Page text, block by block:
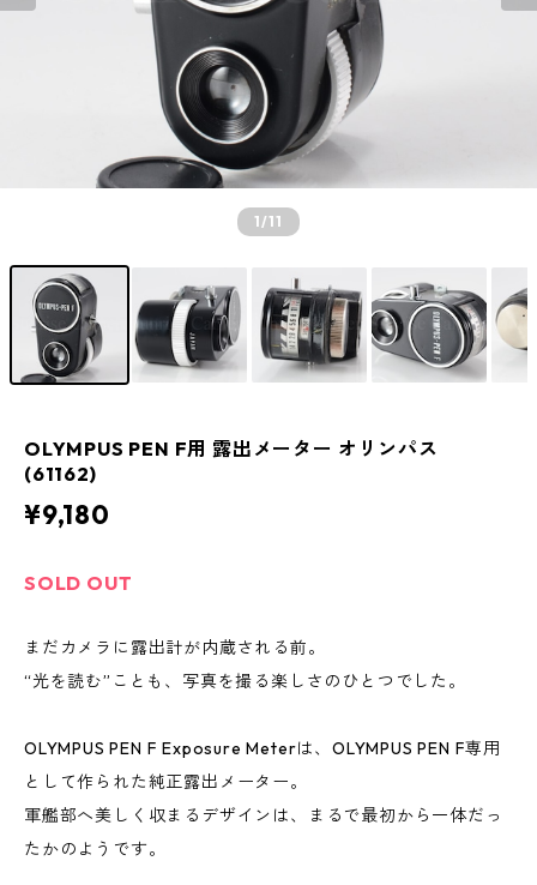
1/11
OLYMPUS PEN F用 露出メーター オリンパス
(61162)
¥9,180
SOLD OUT
まだカメラに露出計が内蔵される前。
“光を読む”ことも、写真を撮る楽しさのひとつでした。
OLYMPUS PEN F Exposure Meterは、OLYMPUS PEN F専用
として作られた純正露出メーター。
軍艦部へ美しく収まるデザインは、まるで最初から一体だっ
たかのようです。